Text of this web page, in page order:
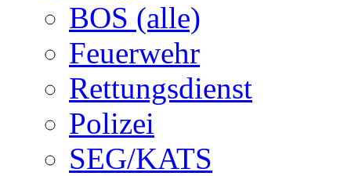
BOS (alle)
Feuerwehr
Rettungsdienst
Polizei
SEG/KATS